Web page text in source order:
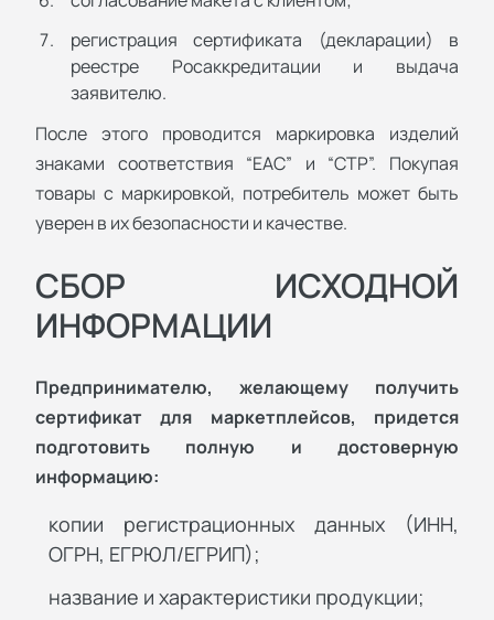
регистрация сертификата (декларации) в
реестре Росаккредитации и выдача
заявителю.
После этого проводится маркировка изделий
знаками соответствия “ЕАС” и “СТР”. Покупая
товары с маркировкой, потребитель может быть
уверен в их безопасности и качестве.
СБОР ИСХОДНОЙ
ИНФОРМАЦИИ
Предпринимателю, желающему получить
сертификат для маркетплейсов, придется
подготовить полную и достоверную
информацию:
копии регистрационных данных (ИНН,
ОГРН, ЕГРЮЛ/ЕГРИП);
название и характеристики продукции;